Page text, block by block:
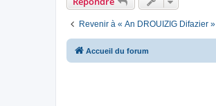
Revenir à « An DROUIZIG Difazier »
Accueil du forum